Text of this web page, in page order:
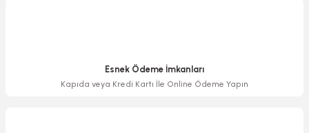
Esnek Ödeme İmkanları
Kapıda veya Kredi Kartı İle Online Ödeme Yapın